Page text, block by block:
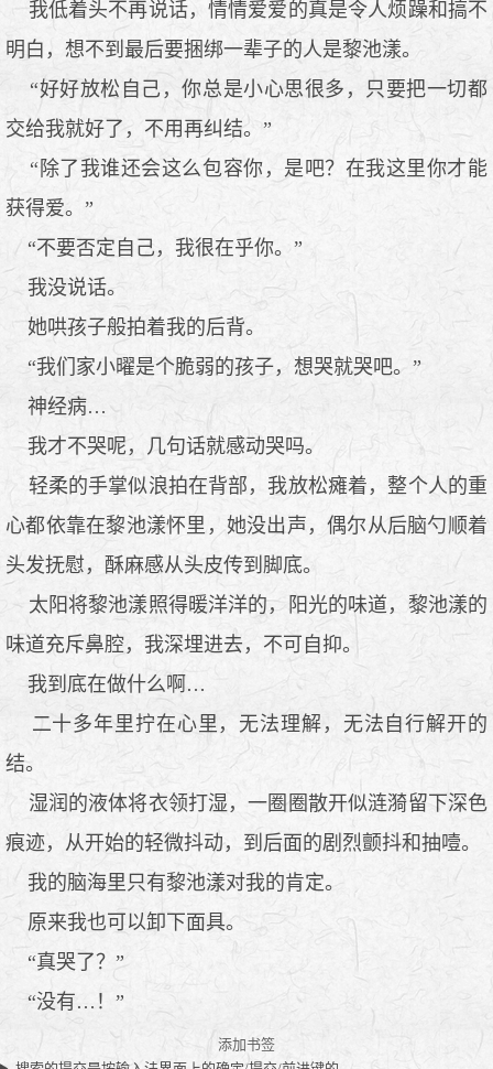
我低着头不再说话，情情爱爱的真是令人烦躁和搞不
明白，想不到最后要捆绑一辈子的人是黎池漾。
“好好放松自己，你总是小心思很多，只要把一切都
交给我就好了，不用再纠结。”
“除了我谁还会这么包容你，是吧？在我这里你才能
获得爱。”
“不要否定自己，我很在乎你。”
我没说话。
她哄孩子般拍着我的后背。
“我们家小曜是个脆弱的孩子，想哭就哭吧。”
神经病…
我才不哭呢，几句话就感动哭吗。
轻柔的手掌似浪拍在背部，我放松瘫着，整个人的重
心都依靠在黎池漾怀里，她没出声，偶尔从后脑勺顺着
头发抚慰，酥麻感从头皮传到脚底。
太阳将黎池漾照得暖洋洋的，阳光的味道，黎池漾的
味道充斥鼻腔，我深埋进去，不可自抑。
我到底在做什么啊…
二十多年里拧在心里，无法理解，无法自行解开的
结。
湿润的液体将衣领打湿，一圈圈散开似涟漪留下深色
痕迹，从开始的轻微抖动，到后面的剧烈颤抖和抽噎。
我的脑海里只有黎池漾对我的肯定。
原来我也可以卸下面具。
“真哭了？”
“没有…！”
添加书签